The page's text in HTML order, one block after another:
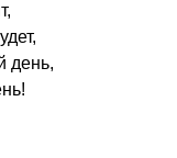
день,